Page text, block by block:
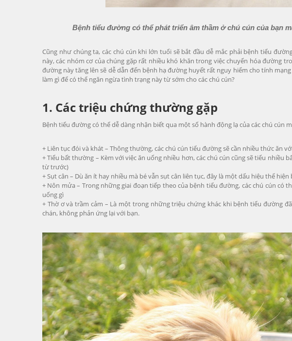
Bệnh tiểu đường có thể phát triển âm thầm ở chú cún của bạn
Cũng như chúng ta, các chú cún khi lớn tuổi sẽ bắt đầu dễ mắc phải bệnh tiểu
này, các nhóm cơ của chúng gặp rất nhiều khó khăn trong việc chuyển hóa đường
đường này tăng lên sẽ dễ dẫn đến bệnh hạ đường huyết rất nguy hiểm cho tính
làm gì để có thể ngăn ngừa tình trạng này từ sớm cho các chú cún?
1. Các triệu chứng thường gặp
Bệnh tiểu đường có thể dễ dàng nhận biết qua một số hành động lạ của các chú cún
+ Liên tục đói và khát – Thông thường, các chú cún tiểu đường sẽ cần nhiều thức ăn
+ Tiểu bất thường – Kèm với việc ăn uống nhiều hơn, các chú cún cũng sẽ tiểu nhiều
từ trước)
+ Sụt cân – Dù ăn ít hay nhiều mà bé vẫn sụt cân liên tục, đây là một dấu hiệu thể
+ Nôn mửa – Trong những giai đoạn tiếp theo của bệnh tiểu đường, các chú cún có
uống gì
+ Thờ ơ và trầm cảm – Là một trong những triệu chứng khác khi bệnh tiểu đường
chán, không phản ứng lại với bạn.